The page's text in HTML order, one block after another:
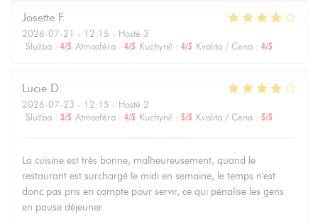
Josette F
2026-07-21 - 12:15 - Hosté 3
Služba : 4/5 Atmosféra : 4/5 Kuchyně : 4/5 Kvalita / Cena : 4/5
Lucie D
2026-07-23 - 12:15 - Hosté 2
Služba : 3/5 Atmosféra : 4/5 Kuchyně : 5/5 Kvalita / Cena : 5/5
La cuisine est très bonne, malheureusement, quand le
restaurant est surchargé le midi en semaine, le temps n'est
donc pas pris en compte pour servir, ce qui pénalise les gens
en pause déjeuner.